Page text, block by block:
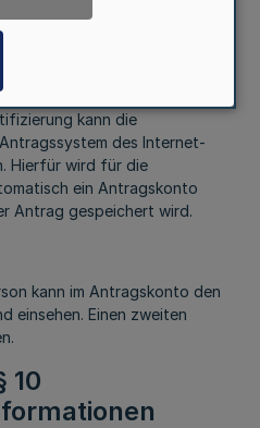
kann die
des Internet-
Hierfür wird für die
ein Antragskonto
Antrag gespeichert wird.
kann im Antragskonto den
einsehen. Einen zweiten
10